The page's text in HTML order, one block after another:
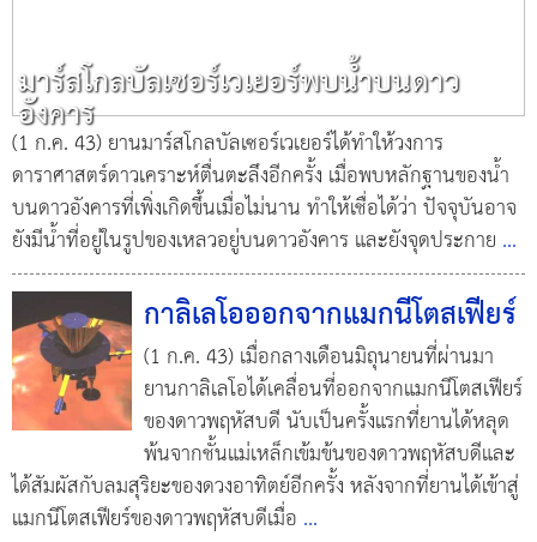
มาร์สโกลบัลเซอร์เวเยอร์พบน้ำบนดาว
อังคาร
(1 ก.ค. 43) ยานมาร์สโกลบัลเซอร์เวเยอร์ได้ทำให้วงการ
ดาราศาสตร์ดาวเคราะห์ตื่นตะลึงอีกครั้ง เมื่อพบหลักฐานของน้ำ
บนดาวอังคารที่เพิ่งเกิดขึ้นเมื่อไม่นาน ทำให้เชื่อได้ว่า ปัจจุบันอาจ
ยังมีน้ำที่อยู่ในรูปของเหลวอยู่บนดาวอังคาร และยังจุดประกาย ...
กาลิเลโอออกจากแมกนีโตสเฟียร์
(1 ก.ค. 43) เมื่อกลางเดือนมิถุนายนที่ผ่านมา
ยานกาลิเลโอได้เคลื่อนที่ออกจากแมกนีโตสเฟียร์
ของดาวพฤหัสบดี นับเป็นครั้งแรกที่ยานได้หลุด
พ้นจากชั้นแม่เหล็กเข้มข้นของดาวพฤหัสบดีและ
ได้สัมผัสกับลมสุริยะของดวงอาทิตย์อีกครั้ง หลังจากที่ยานได้เข้าสู่
แมกนีโตสเฟียร์ของดาวพฤหัสบดีเมื่อ ...